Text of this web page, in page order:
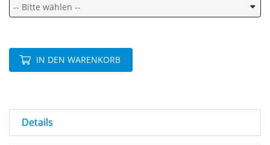
IN DEN WARENKORB
Details